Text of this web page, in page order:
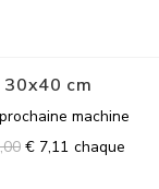
30x40 cm
machine
€7,11 chaque